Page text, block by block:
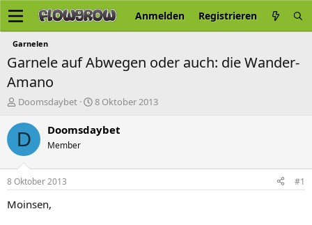
Anmelden Registrieren
Garnelen
Garnele auf Abwegen oder auch: die Wander-
Amano
E
s
l
e
r
Doomsdaybet
E
s
t
t
8 Oktober 2013
D Doomsdaybet
Member
8 Oktober 2013 #1
Moinsen,